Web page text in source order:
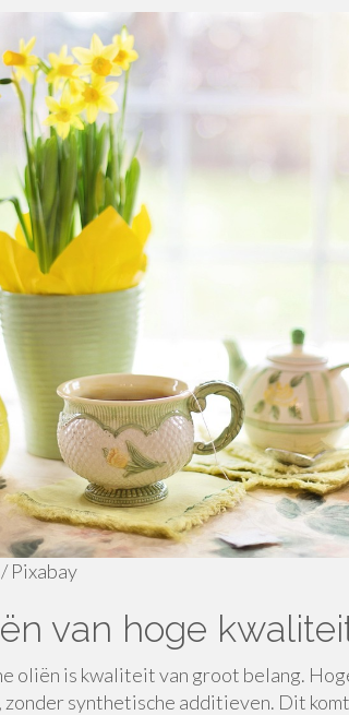
Pixabay
van hoge
oliën is kwaliteit van groot belang.
synthetische additieven. Dit